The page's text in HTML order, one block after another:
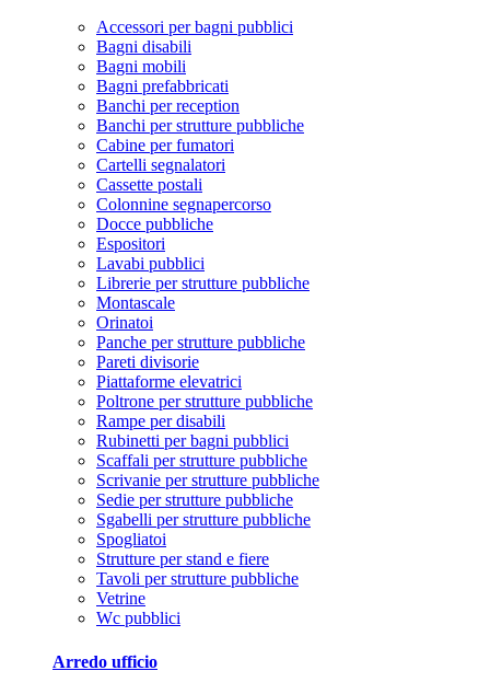
Accessori per bagni pubblici
Bagni disabili
Bagni mobili
Bagni prefabbricati
Banchi per reception
Banchi per strutture pubbliche
Cabine per fumatori
Cartelli segnalatori
Cassette postali
Colonnine segnapercorso
Docce pubbliche
Espositori
Lavabi pubblici
Librerie per strutture pubbliche
Montascale
Orinatoi
Panche per strutture pubbliche
Pareti divisorie
Piattaforme elevatrici
Poltrone per strutture pubbliche
Rampe per disabili
Rubinetti per bagni pubblici
Scaffali per strutture pubbliche
Scrivanie per strutture pubbliche
Sedie per strutture pubbliche
Sgabelli per strutture pubbliche
Spogliatoi
Strutture per stand e fiere
Tavoli per strutture pubbliche
Vetrine
Wc pubblici
Arredo ufficio